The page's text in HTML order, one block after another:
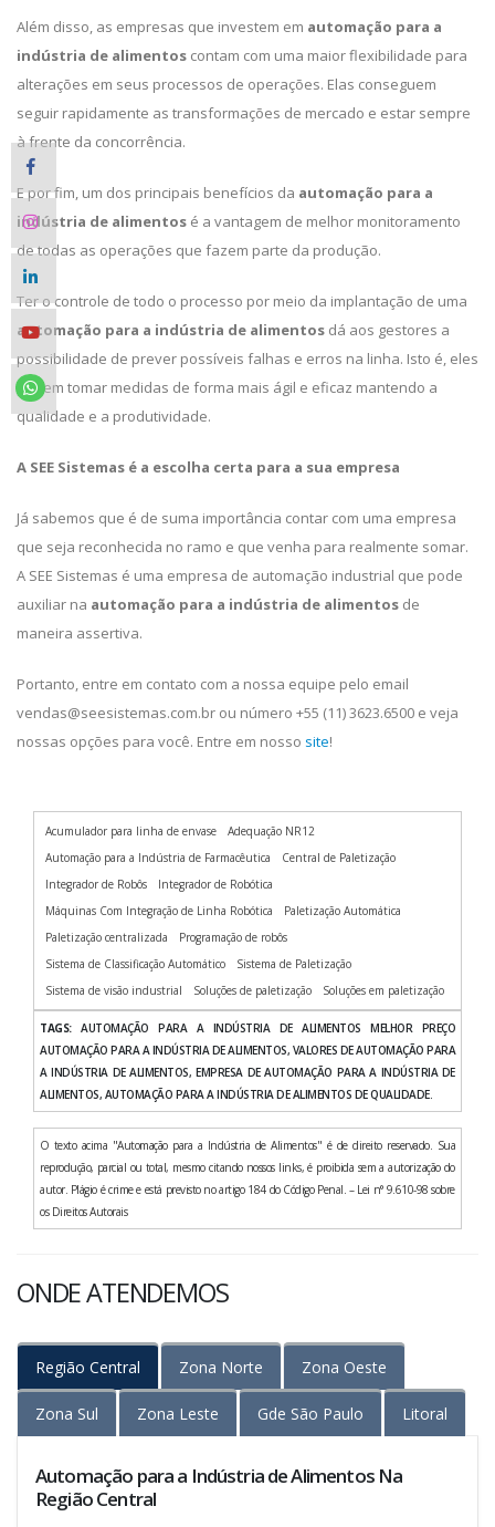
Além disso, as empresas que investem em automação para a
indústria de alimentos contam com uma maior flexibilidade para
alterações em seus processos de operações. Elas conseguem
seguir rapidamente as transformações de mercado e estar sempre
à frente da concorrência.
E por fim, um dos principais benefícios da automação para a
indústria de alimentos é a vantagem de melhor monitoramento
de todas as operações que fazem parte da produção.
Ter o controle de todo o processo por meio da implantação de uma
automação para a indústria de alimentos dá aos gestores a
possibilidade de prever possíveis falhas e erros na linha. Isto é, eles
podem tomar medidas de forma mais ágil e eficaz mantendo a
qualidade e a produtividade.
A SEE Sistemas é a escolha certa para a sua empresa
Já sabemos que é de suma importância contar com uma empresa
que seja reconhecida no ramo e que venha para realmente somar.
A SEE Sistemas é uma empresa de automação industrial que pode
auxiliar na automação para a indústria de alimentos de
maneira assertiva.
Portanto, entre em contato com a nossa equipe pelo email
vendas@seesistemas.com.br ou número +55 (11) 3623.6500 e veja
nossas opções para você. Entre em nosso site!
Acumulador para linha de envase
Adequação NR12
Automação para a Indústria de Farmacêutica
Central de Paletização
Integrador de Robôs
Integrador de Robótica
Máquinas Com Integração de Linha Robótica
Paletização Automática
Paletização centralizada
Programação de robôs
Sistema de Classificação Automático
Sistema de Paletização
Sistema de visão industrial
Soluções de paletização Soluções em paletização
TAGS:AUTOMAÇÃO PARA A INDÚSTRIA DE ALIMENTOS MELHOR PREÇO
AUTOMAÇÃO PARA A INDÚSTRIA DE ALIMENTOS, VALORES DE AUTOMAÇÃO PARA
A INDÚSTRIA DE ALIMENTOS, EMPRESA DE AUTOMAÇÃO PARA A INDÚSTRIA DE
ALIMENTOS, AUTOMAÇÃO PARA A INDÚSTRIA DE ALIMENTOS DE QUALIDADE.
O texto acima "Automação para a Indústria de Alimentos" é de direito reservado. Sua
reprodução, parcial ou total, mesmo citando nossos links, é proibida sem a autorização do
autor. Plágio é crime e está previsto no artigo 184 do Código Penal. – Lei n° 9.610-98 sobre
os Direitos Autorais
ONDE ATENDEMOS
Região Central Zona Norte Zona Oeste
Zona Sul Zona Leste Gde São Paulo Litoral
Automação para a Indústria de Alimentos Na
Região Central